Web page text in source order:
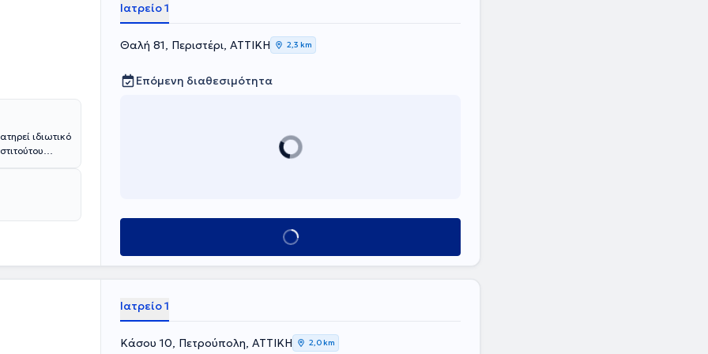
ιδιωτικό
- μη
του
Βελονισμού
Ιατρείο 1
Θαλή 81, Περιστέρι, ΑΤΤΙΚΗ 2,3 km
Επόμενη διαθεσιμότητα
Κλείσε ραντεβού
Ιατρείο 1
Κάσου 10, Πετρούπολη, ΑΤΤΙΚΗ 2,0 km